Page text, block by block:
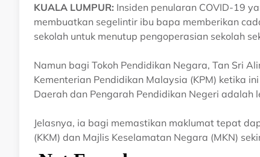
KUALA LUMPUR: Insiden penularan COVID-19
membuatkan segelintir ibu bapa memberikan
sekolah untuk menutup pengoperasian sekolah
Namun bagi Tokoh Pendidikan Negara, Tan Sri
Kementerian Pendidikan Malaysia (KPM) ketika
Daerah dan Pengarah Pendidikan Negeri adalah
Jelasnya, ia bagi memastikan maklumat tepat
(KKM) dan Majlis Keselamatan Negara (MKN)